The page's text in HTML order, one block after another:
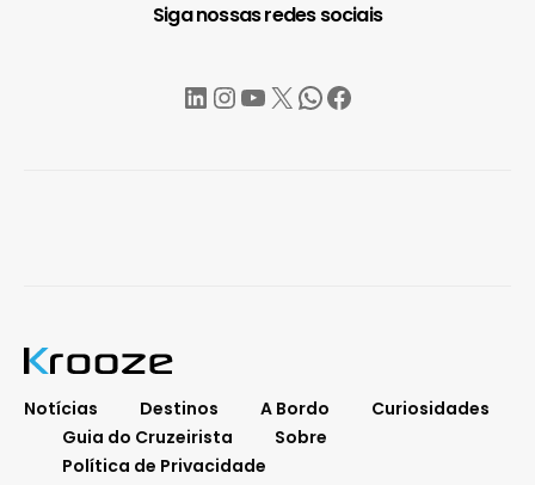
Siga nossas redes sociais
LinkedIn
Instagram
YouTube
X WhatsApp
Facebook
Notícias Destinos A Bordo
Curiosidades
Guia do Cruzeirista
Sobre
Política de Privacidade